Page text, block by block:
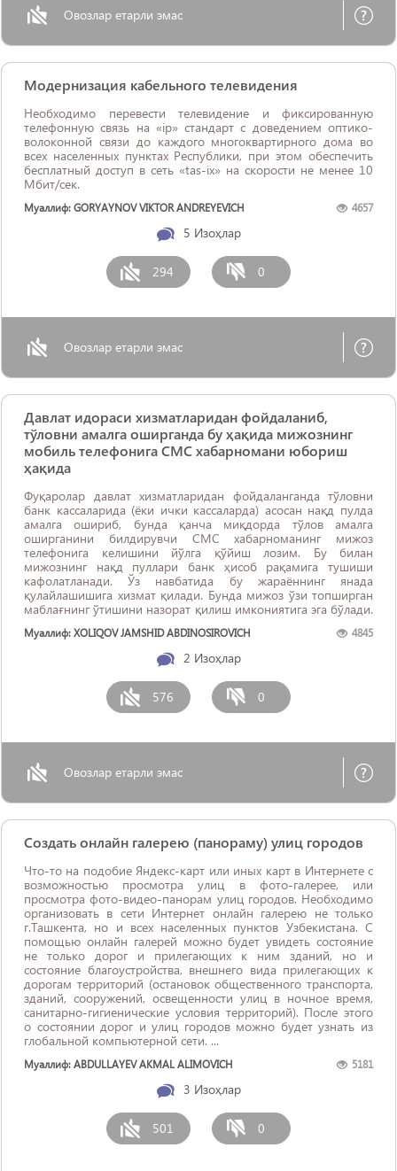
Овозлар етарли эмас
Модернизация кабельного телевидения
Необходимо перевести телевидение и фиксированную
телефонную связь на «ip» стандарт с доведением оптико-
волоконной связи до каждого многоквартирного дома во
всех населенных пунктах Республики, при этом обеспечить
бесплатный доступ в сеть «tas-ix» на скорости не менее 10
Мбит/сек.
Муаллиф: GORYAYNOV VIKTOR ANDREYEVICH 4657
5 Изоҳлар
294 0
Овозлар етарли эмас
Давлат идораси хизматларидан фойдаланиб,
тўловни амалга оширганда бу ҳақида мижознинг
мобиль телефонига СМС хабарномани юбориш
ҳақида
Фуқаролар давлат хизматларидан фойдаланганда тўловни
банк кассаларида (ёки ички кассаларда) асосан нақд пулда
амалга ошириб, бунда қанча миқдорда тўлов амалга
оширганини билдирувчи СМС хабарноманинг мижоз
телефонига келишини йўлга қўйиш лозим. Бу билан
мижознинг нақд пуллари банк ҳисоб рақамига тушиши
кафолатланади. Ўз навбатида бу жараённинг янада
қулайлашишига хизмат қилади. Бунда мижоз ўзи топширган
маблағнинг ўтишини назорат қилиш имкониятига эга бўлади.
Муаллиф: XOLIQOV JAMSHID ABDINOSIROVICH 4845
2 Изоҳлар
576 0
Овозлар етарли эмас
Создать онлайн галерею (панораму) улиц городов
Что-то на подобие Яндекс-карт или иных карт в Интернете с
возможностью просмотра улиц в фото-галерее, или
просмотра фото-видео-панорам улиц городов. Необходимо
организовать в сети Интернет онлайн галерею не только
г.Ташкента, но и всех населенных пунктов Узбекистана. С
помощью онлайн галерей можно будет увидеть состояние
не только дорог и прилегающих к ним зданий, но и
состояние благоустройства, внешнего вида прилегающих к
дорогам территорий (остановок общественного транспорта,
зданий, сооружений, освещенности улиц в ночное время,
санитарно-гигиенические условия территорий). После этого
о состоянии дорог и улиц городов можно будет узнать из
глобальной компьютерной сети. ...
Муаллиф: ABDULLAYEV AKMAL ALIMOVICH 5181
3 Изоҳлар
501 0